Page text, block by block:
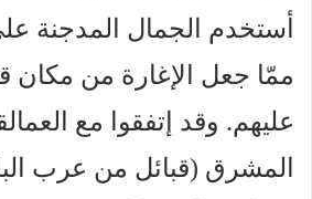
أستخدم الجمال المدجنة
ممّا جعل الإغارة من مكان
عليهم. وقد إتفقوا مع
المشرق (قبائل من عرب